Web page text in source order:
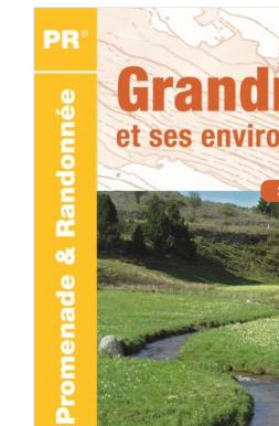
ACHETER LE PRODUIT